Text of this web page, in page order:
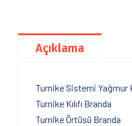
Açıklama
Turnike Sistemi Yağmur
Turnike Kılıfı Branda
Turnike Örtüsü Branda